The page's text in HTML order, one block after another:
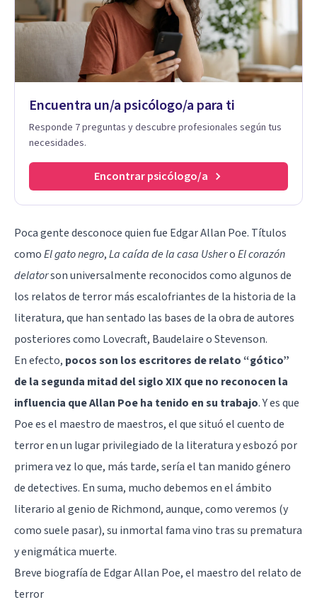
Encuentra un/a psicólogo/a para ti
Responde 7 preguntas y descubre profesionales según tus
necesidades.
Encontrar psicólogo/a
Poca gente desconoce quien fue Edgar Allan Poe. Títulos
comoEl gato negro,La caída de la casa UsheroEl corazón
delatorson universalmente reconocidos como algunos de
los relatos de terror más escalofriantes de la historia de la
literatura, que han sentado las bases de la obra de autores
posteriores como Lovecraft, Baudelaire o Stevenson.
En efecto, pocos son los escritores de relato “gótico”
de la segunda mitad del siglo XIX que no reconocen la
influencia que Allan Poe ha tenido en su trabajo. Y es que
Poe es el maestro de maestros, el que situó el cuento de
terror en un lugar privilegiado de la literatura y esbozó por
primera vez lo que, más tarde, sería el tan manido género
de detectives. En suma, mucho debemos en el ámbito
literario al genio de Richmond, aunque, como veremos (y
como suele pasar), su inmortal fama vino tras su prematura
y enigmática muerte.
Breve biografía de Edgar Allan Poe, el maestro del relato de
terror